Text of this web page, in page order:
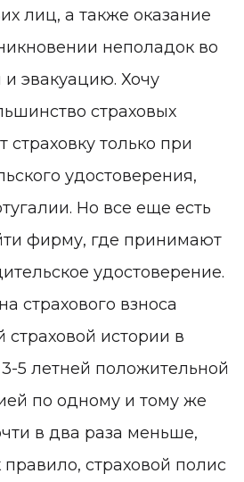
лиц, а также оказание
неполадок во
эвакуацию. Хочу
страховых
только при
удостоверения,
Но все еще есть
фирму, где принимают
удостоверение.
страхового взноса
страховой истории в
5 летней положительной
по одному и тому же
в два раза меньше,
страховой полис